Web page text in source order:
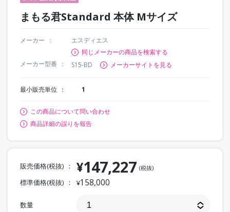
まもる君Standard 本体 Mサイズ
メーカー
エスディエス
同じメーカーの商品を検索する
メーカー型番
S15-BD メーカーサイトを見る
最小販売単位 1
この商品について問い合わせ
商品詳細の誤りを報告
販売価格(税抜) ¥147,227 (税抜)
標準価格(税抜) ¥158,000
数量